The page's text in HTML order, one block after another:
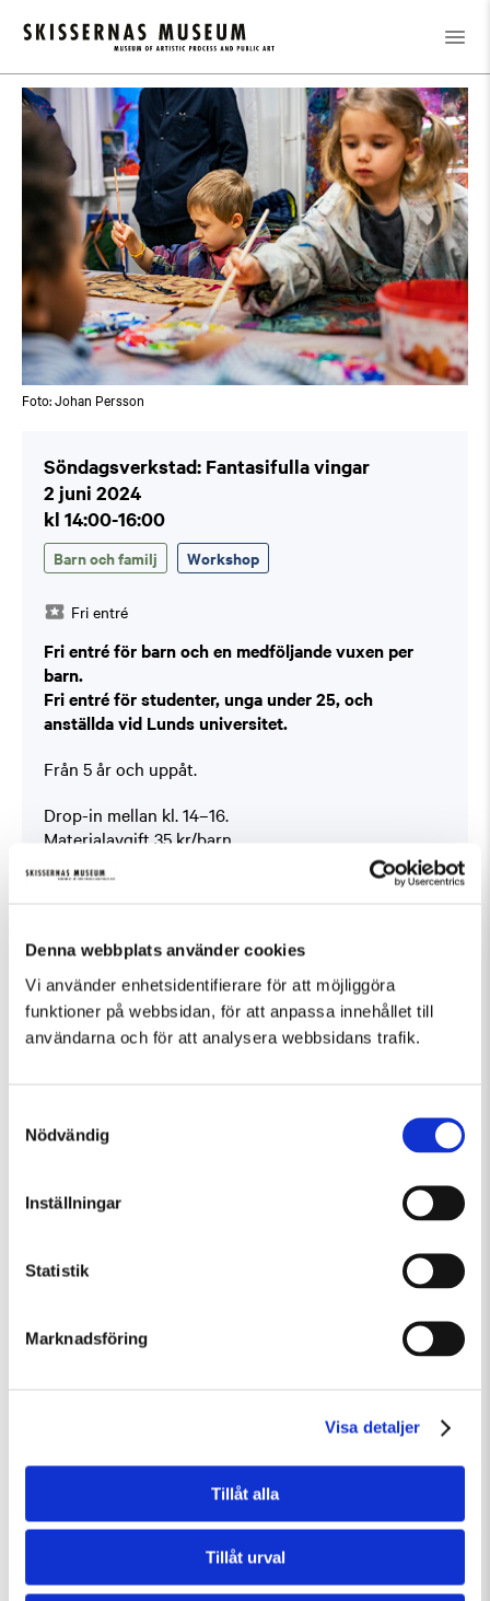
Denna webbplats använder cookies
Vi använder enhetsidentifierare för att möjliggöra
funktioner på webbsidan, för att anpassa innehållet till
användarna och för att analysera webbsidans trafik.
Nödvändig
Inställningar
Statistik
Marknadsföring
Visa detaljer
Tillåt alla
Tillåt urval
Kalender / Söndagsverkstad: Fantasifulla vingar
Foto: Johan Persson
Söndagsverkstad: Fantasifulla vingar
2 juni 2024
kl 14:00-16:00
Barn och familj Workshop
Fri entré
Fri entré för barn och en medföljande vuxen per
barn.
Fri entré för studenter, unga under 25, och
anställda vid Lunds universitet.
Från 5 år och uppåt.
Drop-in mellan kl. 14–16.
Materialavgift 35 kr/barn
Flygande varelser, stora och små… Hur många olika
dinosaurier och av färgstarka drakar när vi skapar
vingar i större format. Vems är vingarna och vart
flyger de?
Följ gärna med på en guidad visning för hela familjen